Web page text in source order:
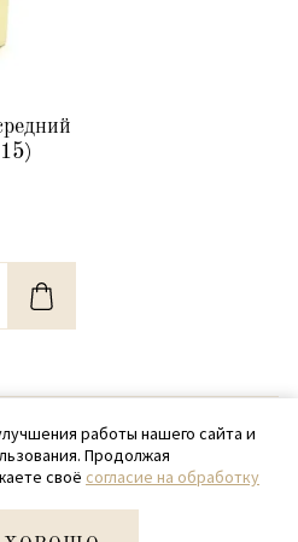
2026 SamPack
699-97-87
работы нашего сайта и
Продолжая
своё согласие на обработку